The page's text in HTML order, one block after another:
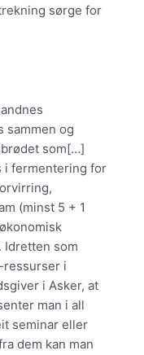
sørge for
sammen og
som[…]
i fermentering for
(minst 5 + 1
Idretten som
ressurser i
i Asker, at
man i all
seminar eller
dem kan man